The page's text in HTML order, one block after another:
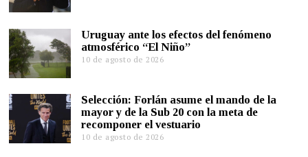
Uruguay ante los efectos del fenómeno
atmosférico “El Niño”
10 de agosto de 2026
Selección: Forlán asume el mando de la
mayor y de la Sub 20 con la meta de
recomponer el vestuario
10 de agosto de 2026